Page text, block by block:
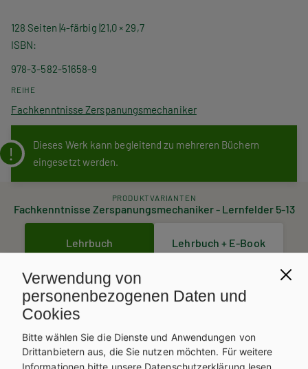
128 Seiten 4-färbig 21,0 × 29,7
ISBN
978-3-582-51658-9
REIHE
Fachkenntnisse Zerspanungsmechaniker
Dieses Werk kann begleitend zu mehreren Büchern
eingesetzt werden.
PRODUKTVARIANTEN
Fachkenntnisse Zerspanungsmechaniker - Lernfelder 5-13
Lehrbuch Lehrbuch + E-Book
Zusatzmaterial
Verwendung von
personenbezogenen Daten und
Cookies
Bitte wählen Sie die Dienste und Anwendungen von
Drittanbietern aus, die Sie nutzen möchten. Für weitere
Informationen bitte unsere Datenschutzerklärung lesen.